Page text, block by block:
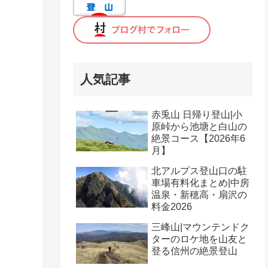
人気記事
赤兎山 日帰り登山|小
原峠から池塘と白山の
絶景コース【2026年6
月】
北アルプス登山口の駐
車場有料化まとめ|中房
温泉・新穂高・扇沢の
料金2026
三峰山|マウンテンドク
ターのロケ地を山友と
登る信州の絶景登山